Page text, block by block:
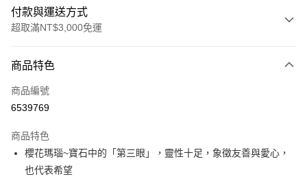
付款與運送方式
超取滿NT$3,000免運
信用卡一次付款
超商取貨付款
Apple Pay
街口支付
商品特色
商品編號
6539769
商品特色
櫻花瑪瑙~寶石中的「第三眼」，靈性十足，象徵友善與愛心，
也代表希望